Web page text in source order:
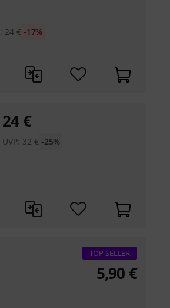
: 24 € -17%
24 €
UVP: 32 € -25%
TOP-SELLER
5,90 €